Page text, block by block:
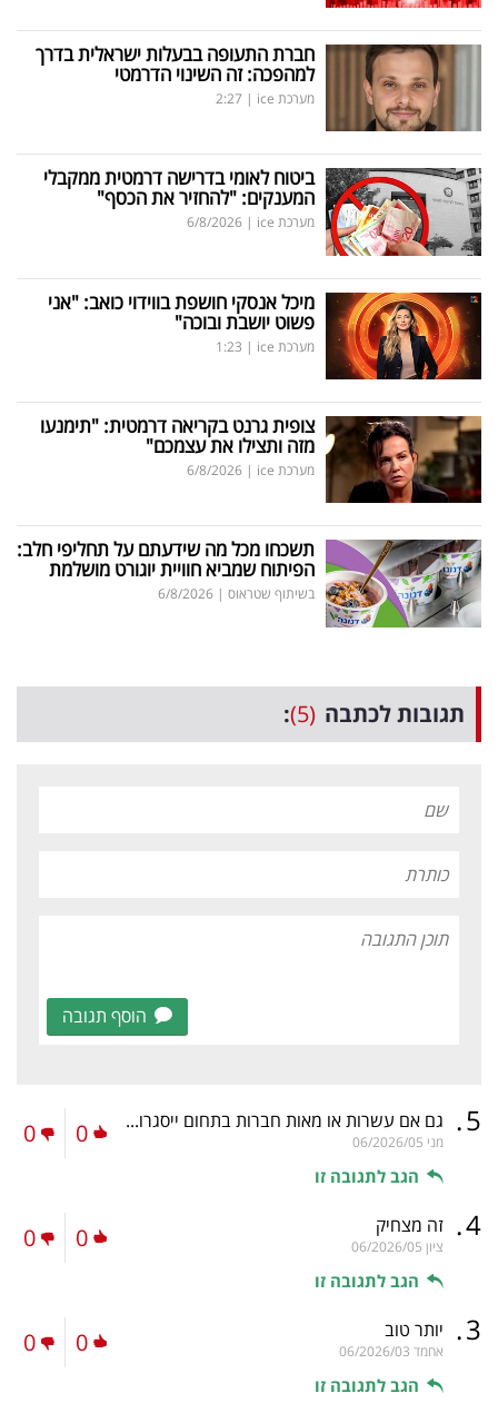
חברת התעופה בבעלות ישראלית בדרך
למהפכה: זה השינוי הדרמטי
מערכת ice |
2:27
ביטוח לאומי בדרישה דרמטית ממקבלי
המענקים: "להחזיר את הכסף"
מערכת ice |
6/8/2026
מיכל אנסקי חושפת בווידוי כואב: "אני
פשוט יושבת ובוכה"
מערכת ice |
1:23
צופית גרנט בקריאה דרמטית: "תימנעו
מזה ותצילו את עצמכם"
מערכת ice |
6/8/2026
תשכחו מכל מה שידעתם על תחליפי חלב:
הפיתוח שמביא חוויית יוגורט מושלמת
בשיתוף שטראוס |
6/8/2026
תגובות לכתבה (5)
:
הוסף תגובה
5
. גם אם עשרות או מאות חברות בתחום ייסגרו...
מני 06/2026/05
הגב לתגובה זו
0
0
4
. זה מצחיק
ציון 06/2026/05
הגב לתגובה זו
0
0
3
. יותר טוב
אחמד 06/2026/03
הגב לתגובה זו
0
0